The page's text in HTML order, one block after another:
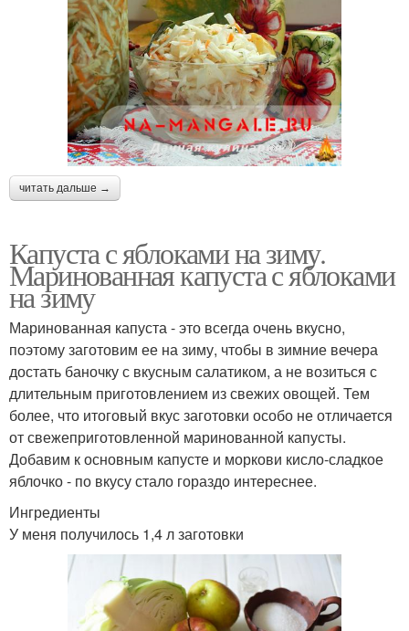
читать дальше →
Капуста с яблоками на зиму.
Маринованная капуста с яблоками
на зиму
Маринованная капуста - это всегда очень вкусно,
поэтому заготовим ее на зиму, чтобы в зимние вечера
достать баночку с вкусным салатиком, а не возиться с
длительным приготовлением из свежих овощей. Тем
более, что итоговый вкус заготовки особо не отличается
от свежеприготовленной маринованной капусты.
Добавим к основным капусте и моркови кисло-сладкое
яблочко - по вкусу стало гораздо интереснее.
Ингредиенты
У меня получилось 1,4 л заготовки